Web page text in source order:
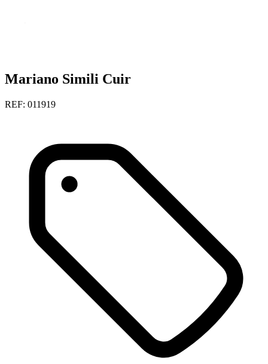
Mariano Simili Cuir
REF: 011919